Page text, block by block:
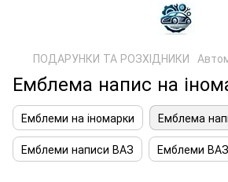
ПОДАРУНКИ ТА РОЗХІДНИКИ
Емблема напис на
Емблеми на іномарки
Емблема
Емблеми написи ВАЗ
Емблеми ВАЗ